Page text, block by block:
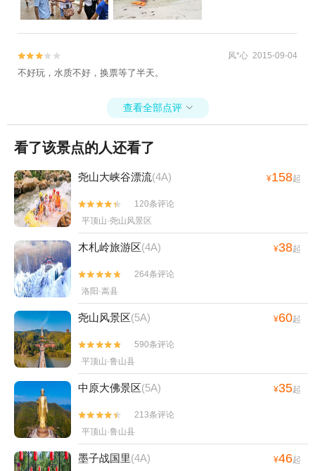

 风*心 2015-09-04
不好玩，水质不好，换票等了半天。
查看全部点评 
看了该景点的人还看了
尧山大峡谷漂流(4A) ¥158起


120条评论
平顶山·尧山风景区
木札岭旅游区(4A) ¥38起


264条评论
洛阳·嵩县
尧山风景区(5A) ¥60起


590条评论
平顶山·鲁山县
中原大佛景区(5A) ¥35起


213条评论
平顶山·鲁山县
墨子战国里(4A) ¥46起